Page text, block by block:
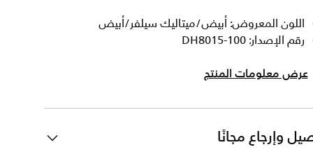
اللون المعروض: أبيض/ميتاليك سيلفر/أبيض
رقم الإصدار: DH8015-100
عرض معلومات المنتج
وإرجاع مجانًا